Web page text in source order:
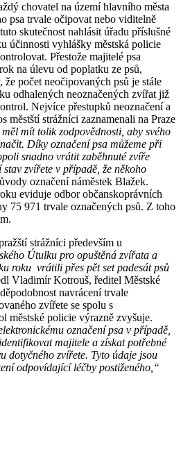
chovatel na území hlavního města
psa trvale očipovat nebo viditelně
skutečnost nahlásit úřadu příslušné
účinnosti vyhlášky městská policie
Přestože majitelé psa
na úlevu od poplatku ze psů,
počet neočipovaných psů je stále
odhalených neoznačených zvířat již
Nejvíce přestupků neoznačení a
městští strážníci zaznamenali na Praze
mít tolik zodpovědnosti, aby svého
Díky označení psa můžeme při
snadno vrátit zaběhnuté zvíře
zvířete v případě, že někoho
označení náměstek Blažek.
eviduje odbor občanskoprávních
75 971 trvale označených psů. Z toho
strážníci především u
Útulku pro opuštěná zvířata a
roku vrátili přes pět set padesát psů
Vladimír Kotrouš, ředitel Městské
navrácení trvale
zvířete se spolu s
městské policie výrazně zvyšuje.
označení psa v případě,
majitele a získat potřebné
dotyčného zvířete. Tyto údaje jsou
odpovídající léčby postiženého,“